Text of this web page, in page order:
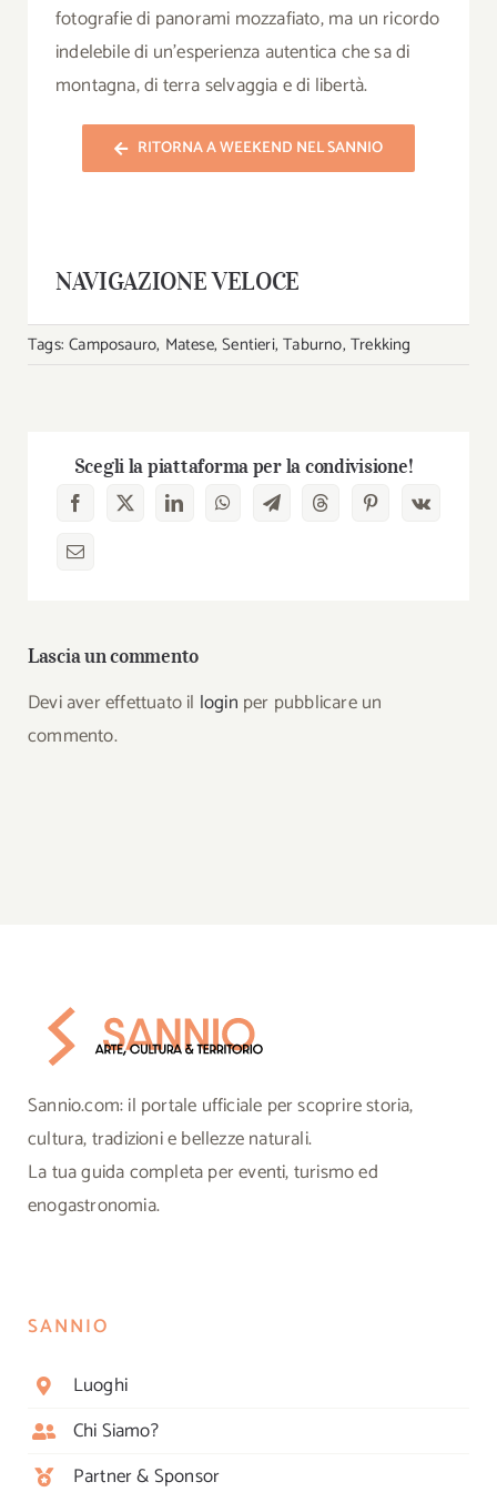
fotografie di panorami mozzafiato, ma un ricordo
indelebile di un’esperienza autentica che sa di
montagna, di terra selvaggia e di libertà.
RITORNA A WEEKEND NEL SANNIO
NAVIGAZIONE VELOCE
Tags:Camposauro, Matese,Sentieri,Taburno,Trekking
Scegli la piattaforma per la condivisione!
Lascia un commento
Devi aver effettuato il login per pubblicare un
commento.
Sannio.com: il portale ufficiale per scoprire storia,
cultura, tradizioni e bellezze naturali.
La tua guida completa per eventi, turismo ed
enogastronomia.
SANNIO
Luoghi
Chi Siamo?
Partner & Sponsor